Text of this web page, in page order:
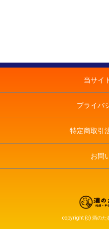
当サイ
プライバ
特定商取引
お問
copyright (c) 酒のた